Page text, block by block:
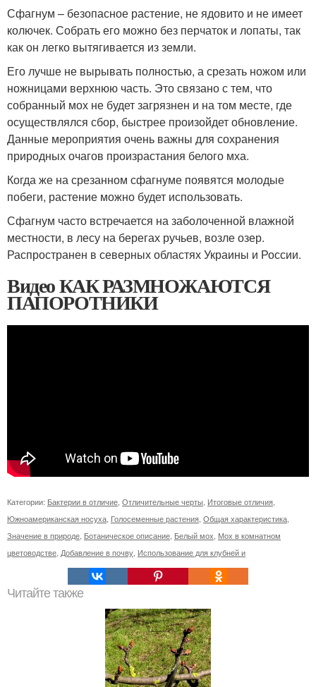
Сфагнум – безопасное растение, не ядовито и не имеет
колючек. Собрать его можно без перчаток и лопаты, так
как он легко вытягивается из земли.
Его лучше не вырывать полностью, а срезать ножом или
ножницами верхнюю часть. Это связано с тем, что
собранный мох не будет загрязнен и на том месте, где
осуществлялся сбор, быстрее произойдет обновление.
Данные мероприятия очень важны для сохранения
природных очагов произрастания белого мха.
Когда же на срезанном сфагнуме появятся молодые
побеги, растение можно будет использовать.
Сфагнум часто встречается на заболоченной влажной
местности, в лесу на берегах ручьев, возле озер.
Распространен в северных областях Украины и России.
Видео КАК РАЗМНОЖАЮТСЯ
ПАПОРОТНИКИ
Категории: Бактерии в отличие Отличительные черты Итоговые отличия
Южноамериканская носуха Голосеменные растения Общая характеристика
Значение в природе Ботаническое описание Белый мох Мох в комнатном
цветоводстве Добавление в почву Использование для клубней и
Читайте также